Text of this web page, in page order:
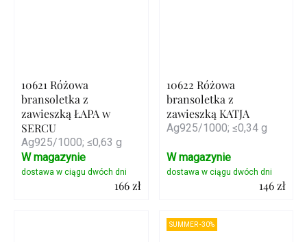
10621 Różowa
bransoletka z
zawieszką ŁAPA w
SERCU
Ag925/1000; ≤0,63 g
166 zł
W magazynie
10622 Różowa
bransoletka z
zawieszką KATJA
Ag925/1000; ≤0,34 g
146 zł
W magazynie
SUMMER -30%